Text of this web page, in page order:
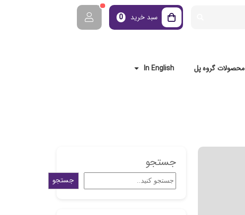
سبد خرید 0
محصولات گروه پل In English
جستجو
جستجو